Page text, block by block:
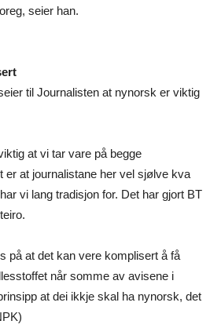
seier han.
til Journalisten at nynorsk er viktig
at vi tar vare på begge
er at journalistane her vel sjølve kva
vi lang tradisjon for. Det har gjort BT
på at det kan vere komplisert å få
når somme av avisene i
at dei ikkje skal ha nynorsk, det